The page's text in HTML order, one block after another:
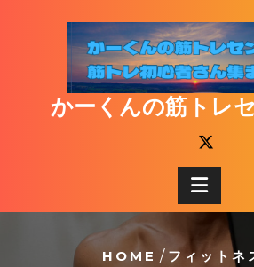
かーくんの筋トレ
HOME / フィットネ